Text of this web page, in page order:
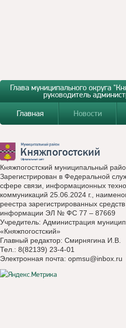
Глава муниципального округа
руководитель
Главная
Новости
Княжпогостский муниципальный
Зарегистрирован в Федеральной
сфере связи, информационных
коммуникаций 25.06.2024 г.,
реестра зарегистрированных
информации ЭЛ № ФС 77 – 87669
Учредитель: Администрация
«Княжпогостский»
Главный редактор: Смирнягина И.В.
Тел.: 8(82139) 23-4-01
Электронная почта: opmsu@inbox.ru